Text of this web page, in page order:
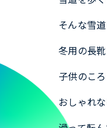
そんな雪
冬用の長
子供のこ
おしゃれ